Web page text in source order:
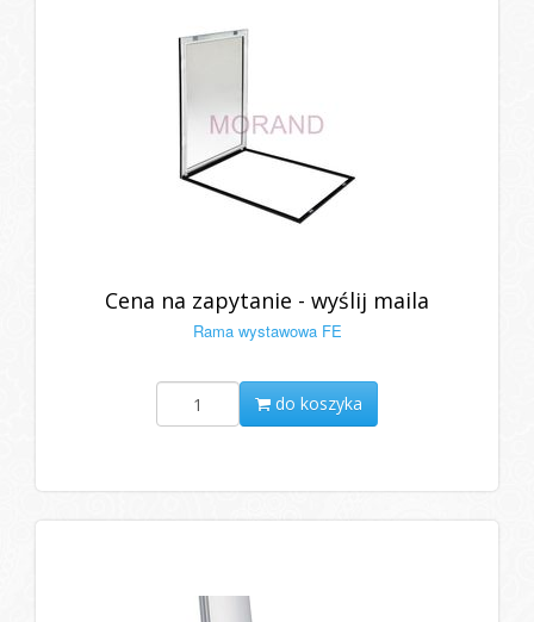
Cena na zapytanie - wyślij maila
Rama wystawowa FE
do koszyka